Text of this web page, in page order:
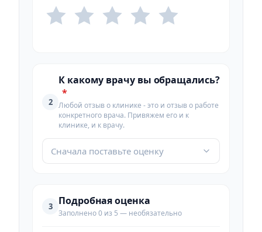
2
К какому врачу вы обращались?
*
Любой отзыв о клинике - это и отзыв о работе
конкретного врача. Привяжем его и к
клинике, и к врачу.
Сначала поставьте оценку
3 Подробная оценка
Заполнено 0 из 5 — необязательно